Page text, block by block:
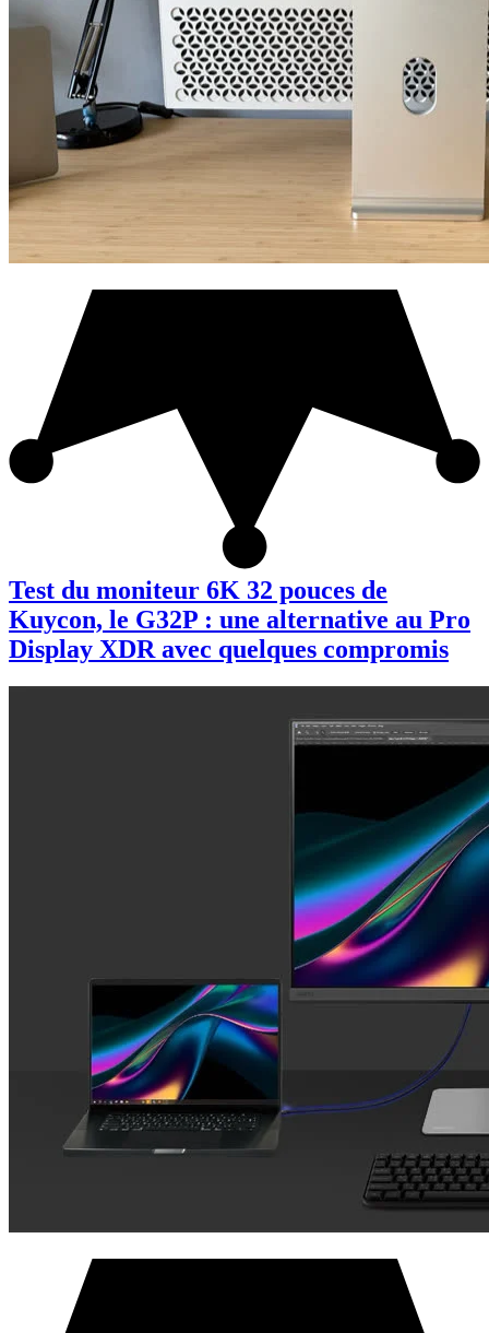
Test du moniteur 6K 32 pouces de
Kuycon, le G32P : une alternative au Pro
Display XDR avec quelques compromis